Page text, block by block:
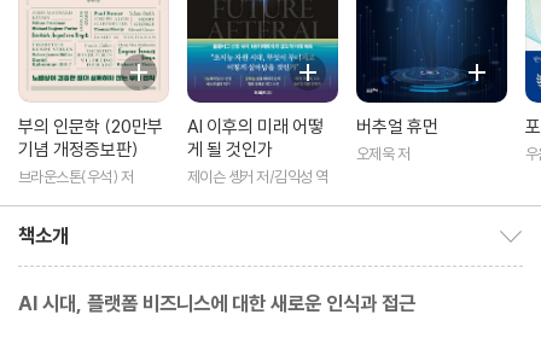
부의 인문학 (20만부
기념 개정증보판)
브라운스톤(우석) 저
AI 이후의 미래 어떻
게 될 것인가
제이슨 솅커 저/김익성 역
버추얼 휴먼
오제욱 저 우
책소개
AI 시대, 플랫폼 비즈니스에 대한 새로운 인식과 접근